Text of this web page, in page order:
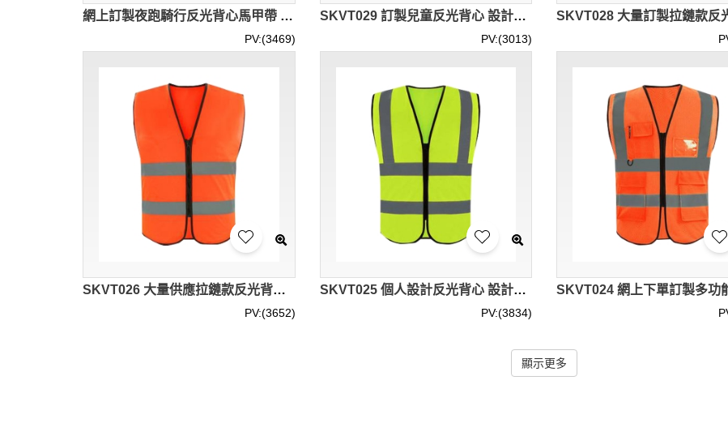
網上訂製夜跑騎行反光背心馬甲帶 設計環衛施工警示背帶鬆緊彈力反光帶 可調節 反光背心馬甲帶生產商 抗焗熱天氣 通爽涼快 冰涼系列 SKVT030
PV:(3469)
SKVT029 訂製兒童反光背心 設計戶外活動兒童反光背心 反光背心供應商
PV:(3013)
SKVT026 大量供應拉鏈款反光背心 設計工程反光背心 屋宇維修反光背心 反光背心專門店
PV:(3652)
SKVT025 個人設計反光背心 設計拉鏈反光背心 地盤開工衫 地盤衫 地盤工衣 地盤工作服 建造業工衣 地盤反光衣 高空作業反光衣 反光背心製衣廠
PV:(3834)
顯示更多